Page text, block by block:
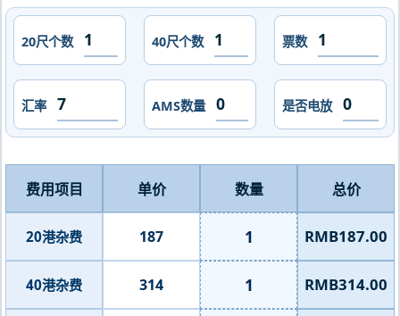
20尺个数 40尺个数 票数
汇率 AMS数量 是否电放
费用项目 单价 数量 总价
20港杂费 187 1 RMB187.00
40港杂费 314 1 RMB314.00